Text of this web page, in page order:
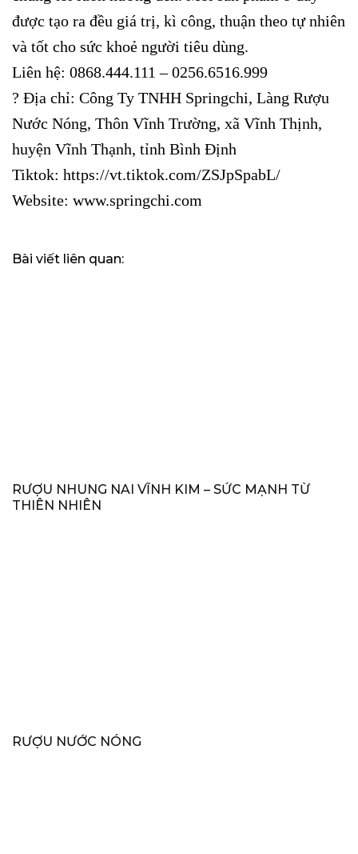
được tạo ra đều giá trị, kì công, thuận theo tự nhiên
và tốt cho sức khoẻ người tiêu dùng.
Liên hệ: 0868.444.111 – 0256.6516.999
? Địa chỉ: Công Ty TNHH Springchi, Làng Rượu
Nước Nóng, Thôn Vĩnh Trường, xã Vĩnh Thịnh,
huyện Vĩnh Thạnh, tỉnh Bình Định
Tiktok: https://vt.tiktok.com/ZSJpSpabL/
Website: www.springchi.com
Bài viết liên quan:
RƯỢU NHUNG NAI VĨNH KIM – SỨC MẠNH TỪ
THIÊN NHIÊN
RƯỢU NƯỚC NÓNG